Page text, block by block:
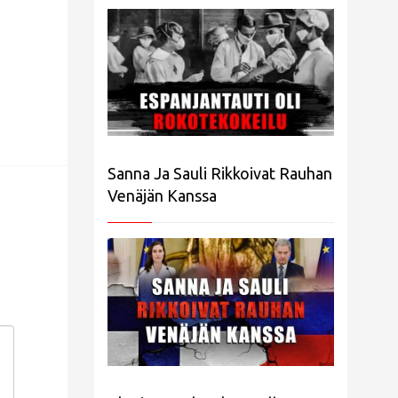
Sanna Ja Sauli Rikkoivat Rauhan
Venäjän Kanssa